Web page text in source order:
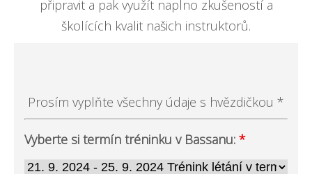
připravit a pak využít naplno zkušeností a
školících kvalit našich instruktorů.
Prosím vyplňte všechny údaje s hvězdičkou *
Vyberte si termín tréninku v Bassanu: *